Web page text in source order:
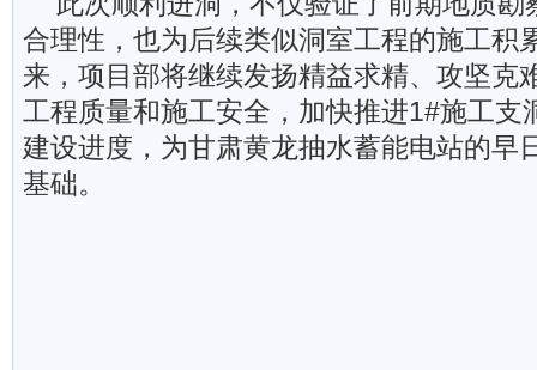
合理性，也为后续类似洞室工程的施工积
来，项目部将继续发扬精益求精、攻坚克
工程质量和施工安全，加快推进1#施工支
建设进度，为甘肃黄龙抽水蓄能电站的早
基础。